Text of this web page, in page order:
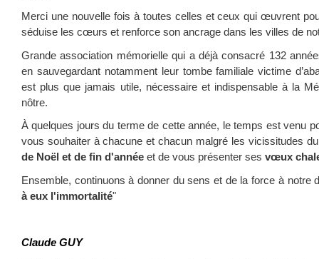
Merci une nouvelle fois à toutes celles et ceux qui œuvrent
séduise les cœurs et renforce son ancrage dans les villes de
Grande association mémorielle qui a déjà consacré 132
en sauvegardant notamment leur tombe familiale victime
est plus que jamais utile, nécessaire et indispensable à la
nôtre.
À quelques jours du terme de cette année, le temps est venu
vous souhaiter à chacune et chacun malgré les vicissitudes
de Noël et de fin d'année et de vous présenter ses vœux
Ensemble, continuons à donner du sens et de la force à notre
à eux l'immortalité"
Claude GUY